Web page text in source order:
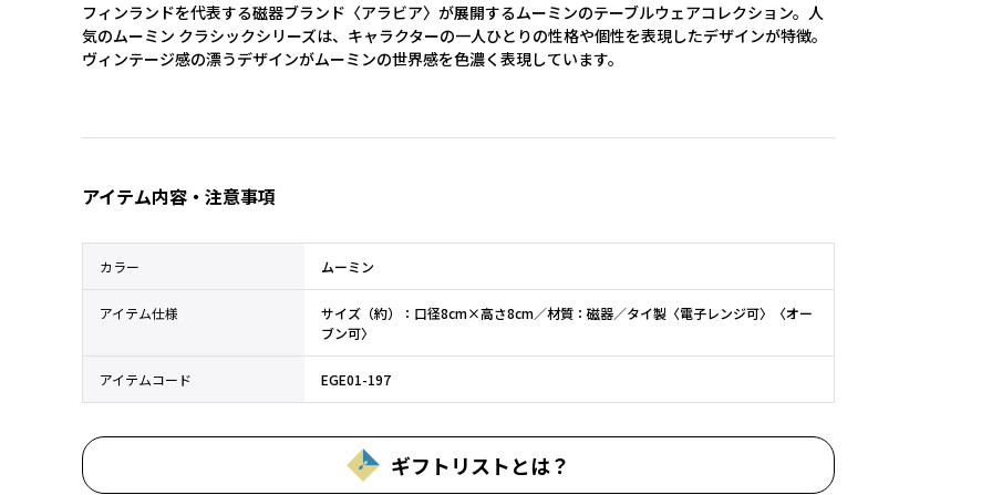
フィンランドを代表する磁器ブランド〈アラビア〉が展開するムーミンのテーブルウェアコレクション。人
気のムーミン クラシックシリーズは、キャラクターの一人ひとりの性格や個性を表現したデザインが特徴。
ヴィンテージ感の漂うデザインがムーミンの世界感を色濃く表現しています。
アイテム内容・注意事項
カラー ムーミン
アイテム仕様
サイズ（約）：口径8cm×高さ8cm／材質：磁器／タイ製〈電子レンジ可〉〈オー
ブン可〉
アイテムコード EGE01-197
ギフトリストとは？